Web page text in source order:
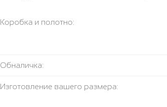
Коробка и полотно:
Обналичка:
Изготовление вашего размера: